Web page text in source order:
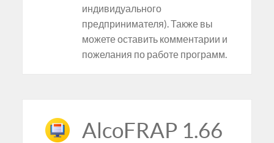
индивидуального
предпринимателя). Также вы
можете оставить комментарии и
пожелания по работе программ.
AlcoFRAP 1.66